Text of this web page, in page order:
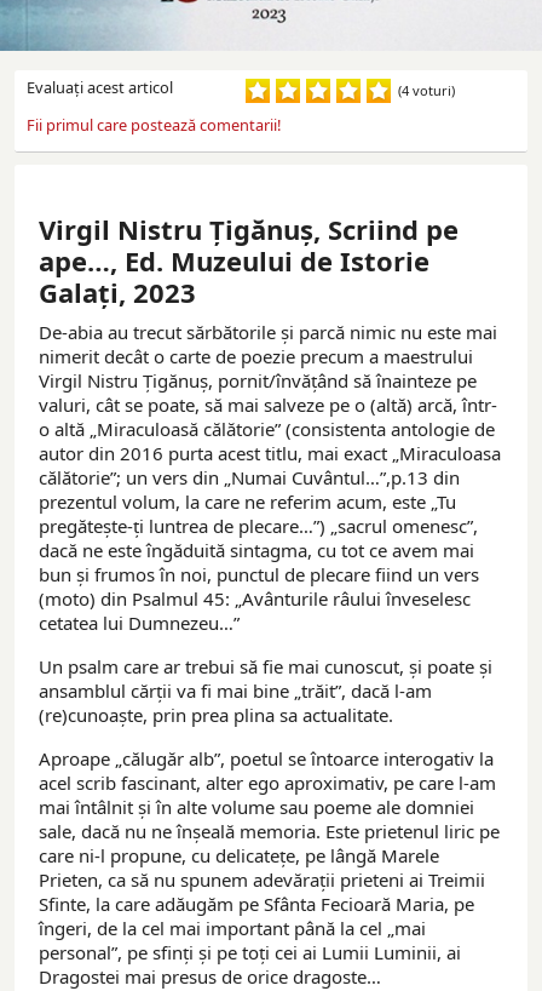
Evaluaţi acest articol (4 voturi)
Fii primul care postează comentarii!
Virgil Nistru Țigănuș, Scriind pe
ape…, Ed. Muzeului de Istorie
Galați, 2023
De-abia au trecut sărbătorile şi parcă nimic nu este mai
nimerit decât o carte de poezie precum a maestrului
Virgil Nistru Țigănuș, pornit/învățând să înainteze pe
valuri, cât se poate, să mai salveze pe o (altă) arcă, într-
o altă „Miraculoasă călătorie” (consistenta antologie de
autor din 2016 purta acest titlu, mai exact „Miraculoasa
călătorie”; un vers din „Numai Cuvântul…”,p.13 din
prezentul volum, la care ne referim acum, este „Tu
pregătește-ți luntrea de plecare…”) „sacrul omenesc”,
dacă ne este îngăduită sintagma, cu tot ce avem mai
bun și frumos în noi, punctul de plecare fiind un vers
(moto) din Psalmul 45: „Avânturile râului înveselesc
cetatea lui Dumnezeu…”
Un psalm care ar trebui să fie mai cunoscut, și poate și
ansamblul cărții va fi mai bine „trăit”, dacă l-am
(re)cunoaște, prin prea plina sa actualitate.
Aproape „călugăr alb”, poetul se întoarce interogativ la
acel scrib fascinant, alter ego aproximativ, pe care l-am
mai întâlnit și în alte volume sau poeme ale domniei
sale, dacă nu ne înșeală memoria. Este prietenul liric pe
care ni-l propune, cu delicatețe, pe lângă Marele
Prieten, ca să nu spunem adevărații prieteni ai Treimii
Sfinte, la care adăugăm pe Sfânta Fecioară Maria, pe
îngeri, de la cel mai important până la cel „mai
personal”, pe sfinți și pe toți cei ai Lumii Luminii, ai
Dragostei mai presus de orice dragoste…